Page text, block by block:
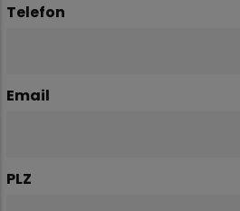
Telefon
Email
PLZ